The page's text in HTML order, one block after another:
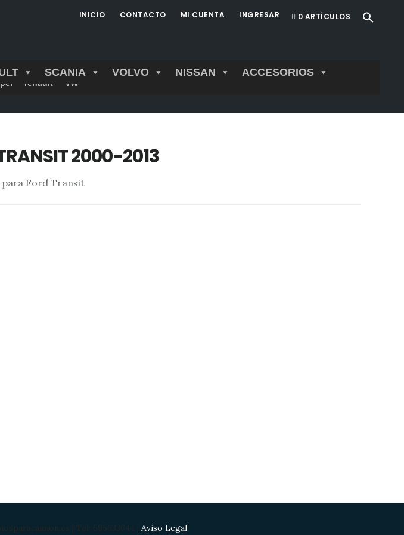
INICIO CONTACTO MI CUENTA INGRESAR 0 ARTÍCULOS
renault VW
SCANIA VOLVO NISSAN ACCESORIOS
2000-2013
Ford Transit
| Tel: 695633644 | Aviso Legal